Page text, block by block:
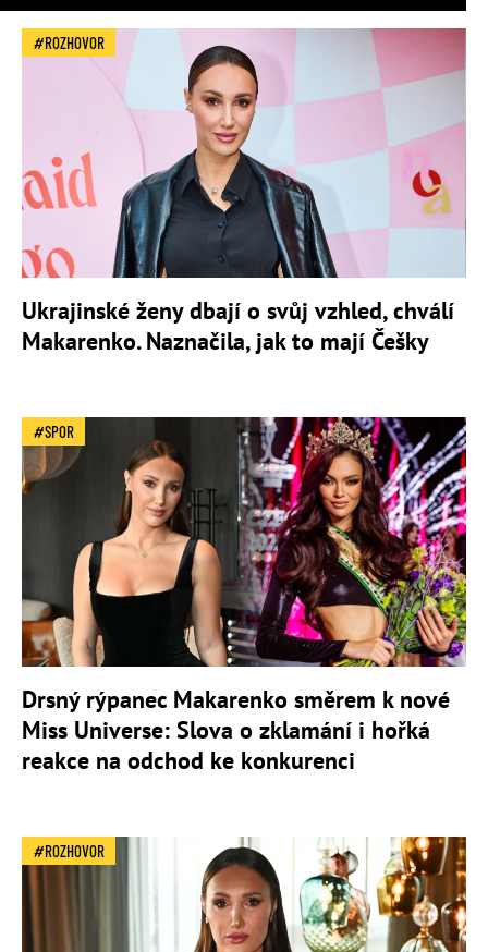
ROZHOVOR
Ukrajinské ženy dbají o svůj vzhled, chválí
Makarenko. Naznačila, jak to mají Češky
SPOR
Drsný rýpanec Makarenko směrem k nové
Miss Universe: Slova o zklamání i hořká
reakce na odchod ke konkurenci
ROZHOVOR